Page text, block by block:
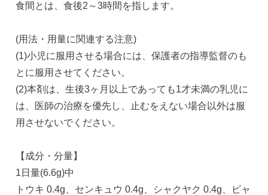
食間とは、食後2～3時間を指します。
(用法・用量に関連する注意)
(1)小児に服用させる場合には、保護者の指導監督のも
とに服用させてください。
(2)本剤は、生後3ヶ月以上であっても1才未満の乳児に
は、医師の治療を優先し、止むをえない場合以外は服
用させないでください。
【成分・分量】
1日量(6.6g)中
トウキ 0.4g、センキュウ 0.4g、シャクヤク 0.4g、ビャ